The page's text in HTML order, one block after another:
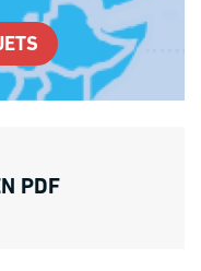
PDF